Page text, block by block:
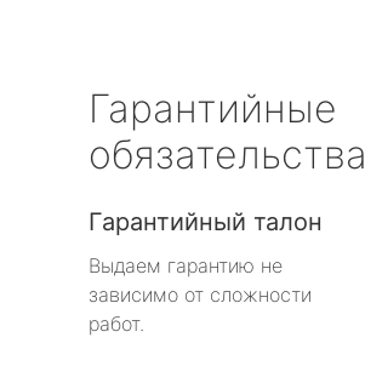
Гарантийные
обязательства
Гарантийный талон
Выдаем гарантию не
зависимо от сложности
работ.